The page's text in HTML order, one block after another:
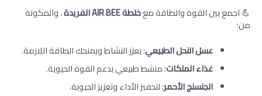
💪 اجمع بين القوة والطاقة معخلطة AIR BEE الفريدة ، والمكونة
من:
عسل النحل الطبيعي: يعزز النشاط ويمنحك الطاقة اللازمة.
غذاء الملكات: منشط طبيعي يدعم القوة الحيوية.
الجنسنج الأحمر: لتحفيز الأداء وتعزيز الحيوية.